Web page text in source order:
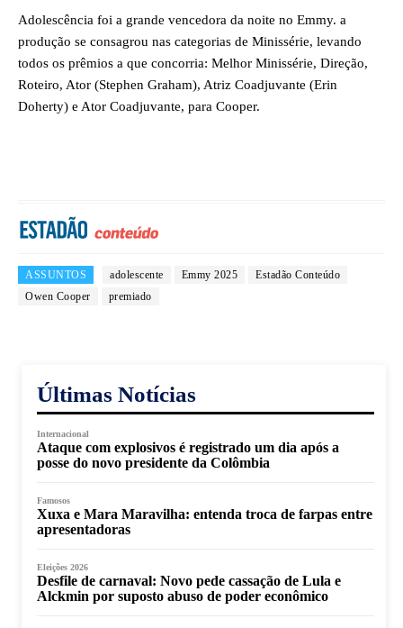
Adolescência foi a grande vencedora da noite no Emmy. a
produção se consagrou nas categorias de Minissérie, levando
todos os prêmios a que concorria: Melhor Minissérie, Direção,
Roteiro, Ator (Stephen Graham), Atriz Coadjuvante (Erin
Doherty) e Ator Coadjuvante, para Cooper.
ASSUNTOS adolescente Emmy 2025
Estadão Conteúdo
Owen Cooper
premiado
Últimas Notícias
Internacional
Ataque com explosivos é registrado um dia após a
posse do novo presidente da Colômbia
Famosos
Xuxa e Mara Maravilha: entenda troca de farpas entre
apresentadoras
Eleições 2026
Desfile de carnaval: Novo pede cassação de Lula e
Alckmin por suposto abuso de poder econômico